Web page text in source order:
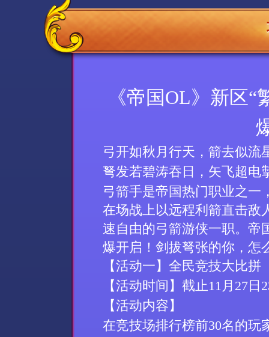
《帝国OL》新区“
弓开如秋月行天，箭去似流
弩发若碧涛吞日，矢飞超电
弓箭手是帝国热门职业之一
在场战上以远程利箭直击敌
速自由的弓箭游侠一职。帝
爆开启！剑拔弩张的你，怎
【活动一】 全民竞技大比拼
【活动时间】截止11 月 27日
【活动内容】
在竞技场排行榜前30名的玩